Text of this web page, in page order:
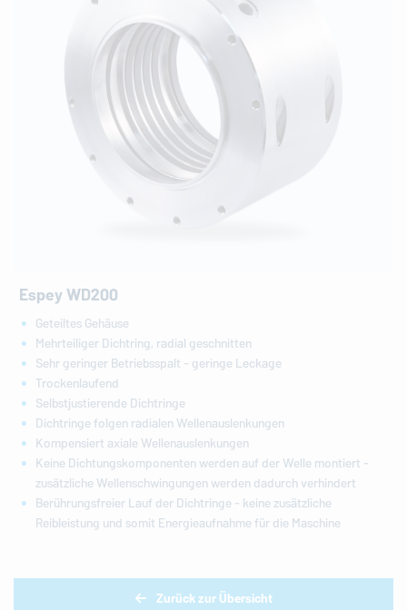
Espey WD200
Geteiltes Gehäuse
Mehrteiliger Dichtring, radial geschnitten
Sehr geringer Betriebsspalt - geringe Leckage
Trockenlaufend
Selbstjustierende Dichtringe
Dichtringe folgen radialen Wellenauslenkungen
Kompensiert axiale Wellenauslenkungen
Keine Dichtungskomponenten werden auf der Welle montiert -
zusätzliche Wellenschwingungen werden dadurch verhindert
Berührungsfreier Lauf der Dichtringe - keine zusätzliche
Reibleistung und somit Energieaufnahme für die Maschine
Zurück zur Übersicht